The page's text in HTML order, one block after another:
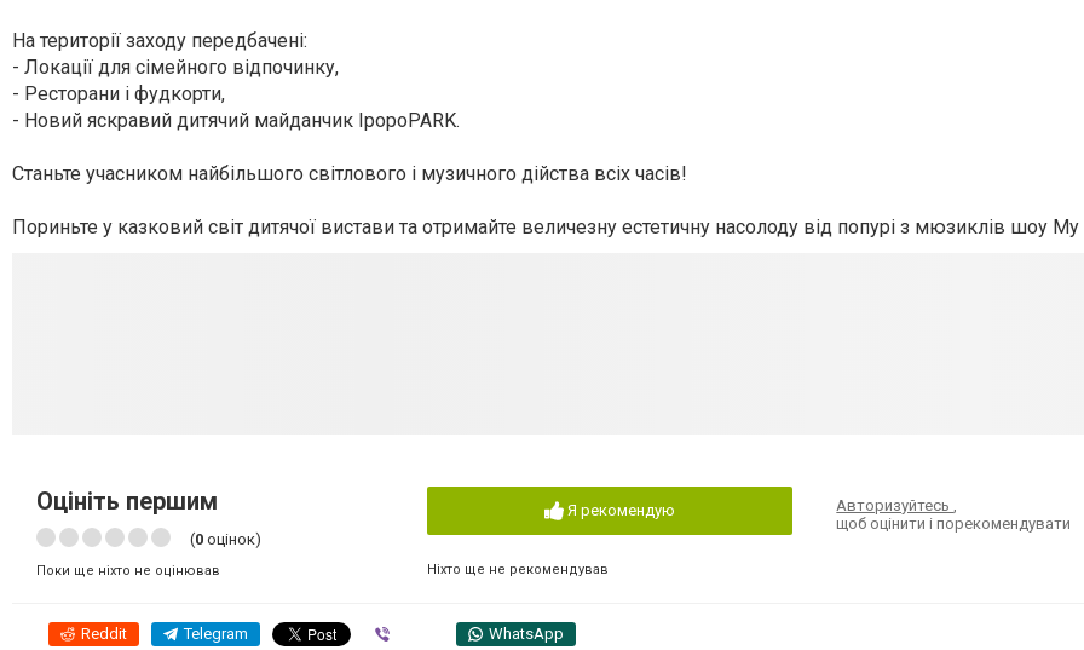
На території заходу передбачені:
- Локації для сімейного відпочинку,
- Ресторани і фудкорти,
- Новий яскравий дитячий майданчик IpopoPARK.
Станьте учасником найбільшого світлового і музичного дійства всіх часів!
Пориньте у казковий світ дитячої вистави та отримайте величезну естетичну насолоду від попурі з мюзиклів шоу My
Оцініть першим
(0 оцінок)
Поки ще ніхто не оцінював
Я рекомендую
Ніхто ще не рекомендував
Авторизуйтесь
щоб оцінити і порекомендувати
Reddit Telegram WhatsApp